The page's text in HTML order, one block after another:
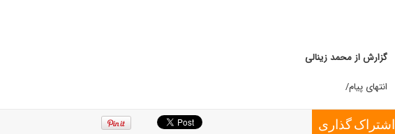
گزارش از محمد زینالی
انتهای پیام/
اشتراک گذاری